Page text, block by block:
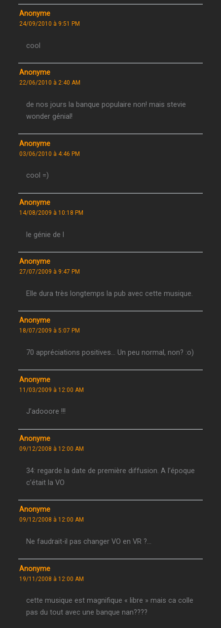
Anonyme
24/09/2010 à 9:51 PM
cool
Anonyme
22/06/2010 à 2:40 AM
de nos jours la banque populaire non! mais stevie
wonder génial!
Anonyme
03/06/2010 à 4:46 PM
cool =)
Anonyme
14/08/2009 à 10:18 PM
le génie de l
Anonyme
27/07/2009 à 9:47 PM
Elle dura très longtemps la pub avec cette musique.
Anonyme
18/07/2009 à 5:07 PM
70 appréciations positives… Un peu normal, non? :o)
Anonyme
11/03/2009 à 12:00 AM
J’adooore !!!
Anonyme
09/12/2008 à 12:00 AM
34: regarde la date de première diffusion. A l’époque
c’était la VO
Anonyme
09/12/2008 à 12:00 AM
Ne faudrait-il pas changer VO en VR ?…
Anonyme
19/11/2008 à 12:00 AM
cette musique est magnifique « libre » mais ca colle
pas du tout avec une banque nan????